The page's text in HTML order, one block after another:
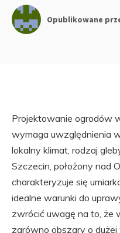
Opublikowane
Projektowanie ogrodów
wymaga uwzględnienia
lokalny klimat, rodzaj
Szczecin, położony nad
charakteryzuje się
idealne warunki do
zwrócić uwagę na to, że
zarówno obszary o